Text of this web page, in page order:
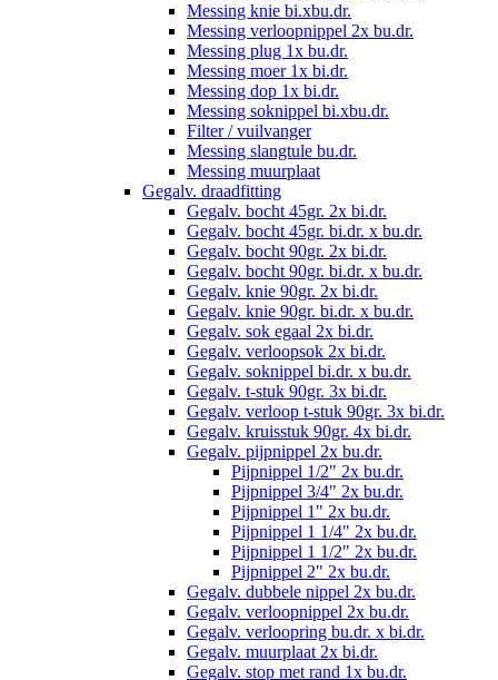
Messing knie bi.xbu.dr.
Messing verloopnippel 2x bu.dr.
Messing plug 1x bu.dr.
Messing moer 1x bi.dr.
Messing dop 1x bi.dr.
Messing soknippel bi.xbu.dr.
Filter / vuilvanger
Messing slangtule bu.dr.
Messing muurplaat
Gegalv. draadfitting
Gegalv. bocht 45gr. 2x bi.dr.
Gegalv. bocht 45gr. bi.dr. x bu.dr.
Gegalv. bocht 90gr. 2x bi.dr.
Gegalv. bocht 90gr. bi.dr. x bu.dr.
Gegalv. knie 90gr. 2x bi.dr.
Gegalv. knie 90gr. bi.dr. x bu.dr.
Gegalv. sok egaal 2x bi.dr.
Gegalv. verloopsok 2x bi.dr.
Gegalv. soknippel bi.dr. x bu.dr.
Gegalv. t-stuk 90gr. 3x bi.dr.
Gegalv. verloop t-stuk 90gr. 3x bi.dr.
Gegalv. kruisstuk 90gr. 4x bi.dr.
Gegalv. pijpnippel 2x bu.dr.
Pijpnippel 1/2" 2x bu.dr.
Pijpnippel 3/4" 2x bu.dr.
Pijpnippel 1" 2x bu.dr.
Pijpnippel 1 1/4" 2x bu.dr.
Pijpnippel 1 1/2" 2x bu.dr.
Pijpnippel 2" 2x bu.dr.
Gegalv. dubbele nippel 2x bu.dr.
Gegalv. verloopnippel 2x bu.dr.
Gegalv. verloopring bu.dr. x bi.dr.
Gegalv. muurplaat 2x bi.dr.
Gegalv. stop met rand 1x bu.dr.